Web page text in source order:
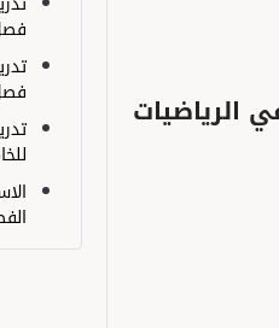
في الرياضيات
تدريبات
تدريبات
للخامس
الاسم
الفصل الثاني